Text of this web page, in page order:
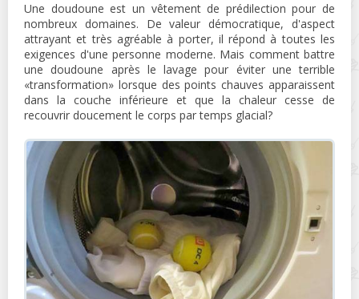
Une doudoune est un vêtement de prédilection pour de
nombreux domaines. De valeur démocratique, d'aspect
attrayant et très agréable à porter, il répond à toutes les
exigences d'une personne moderne. Mais comment battre
une doudoune après le lavage pour éviter une terrible
«transformation» lorsque des points chauves apparaissent
dans la couche inférieure et que la chaleur cesse de
recouvrir doucement le corps par temps glacial?